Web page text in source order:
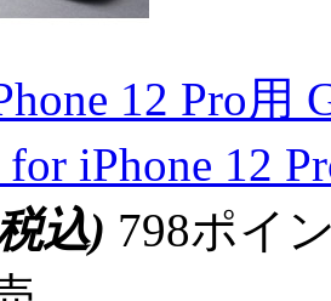
12 Pro用
for iPhone 12
込) 798ポイ